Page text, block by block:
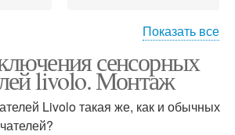
выключатели
Показать все
сенсорных
livolo. Монтаж
Livolo такая же, как и обычных